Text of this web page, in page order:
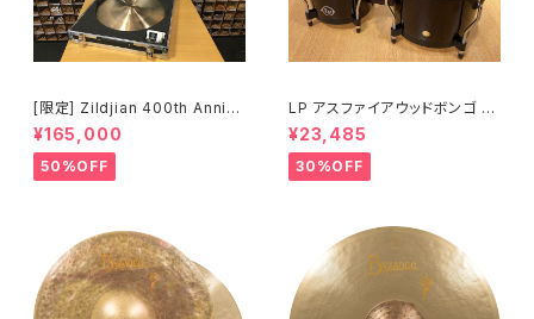
[限定] Zildjian 400th Anniv
ersary Limited Edition Vaul
t Cymbals Vintage A Ride
20" 1697g No.80 /200
¥165,000
50%OFF
LP アスファイアウッドボンゴ LP
A601-DW (ダークウッド)
¥23,485
30%OFF